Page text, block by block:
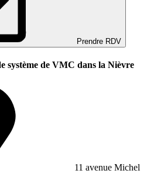
Prendre RDV
système de VMC dans la Nièvre
11 avenue Michel